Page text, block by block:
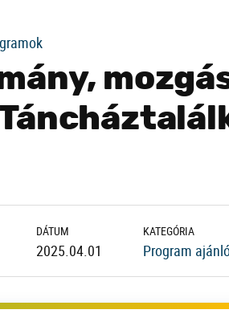
DÁTUM
2025.04.01
KATEGÓRIA
Program